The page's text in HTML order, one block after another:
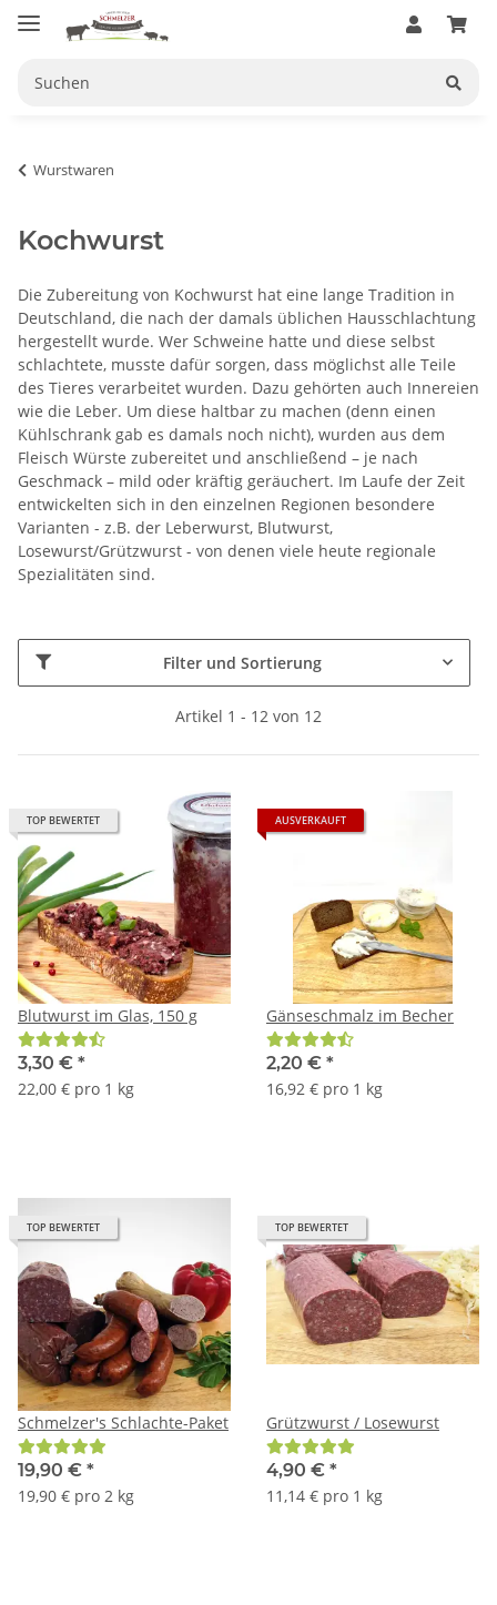
Wurstwaren
Kochwurst
Die Zubereitung von Kochwurst hat eine lange Tradition in
Deutschland, die nach der damals üblichen Hausschlachtung
hergestellt wurde. Wer Schweine hatte und diese selbst
schlachtete, musste dafür sorgen, dass möglichst alle Teile
des Tieres verarbeitet wurden. Dazu gehörten auch Innereien
wie die Leber. Um diese haltbar zu machen (denn einen
Kühlschrank gab es damals noch nicht), wurden aus dem
Fleisch Würste zubereitet und anschließend – je nach
Geschmack – mild oder kräftig geräuchert. Im Laufe der Zeit
entwickelten sich in den einzelnen Regionen besondere
Varianten - z.B. der Leberwurst, Blutwurst,
Losewurst/Grützwurst - von denen viele heute regionale
Spezialitäten sind.
Filter und Sortierung
Artikel 1 - 12 von 12
TOP BEWERTET
Blutwurst im Glas, 150 g
3,30 € *
22,00 € pro 1 kg
AUSVERKAUFT
Gänseschmalz im Becher
2,20 € *
16,92 € pro 1 kg
TOP BEWERTET
Schmelzer's Schlachte-Paket
19,90 € *
19,90 € pro 2 kg
TOP BEWERTET
Grützwurst / Losewurst
4,90 € *
11,14 € pro 1 kg